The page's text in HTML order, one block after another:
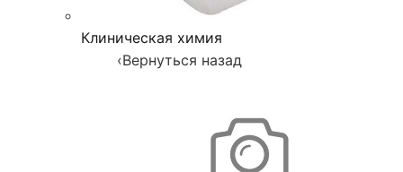
Клиническая химия
‹Вернуться назад